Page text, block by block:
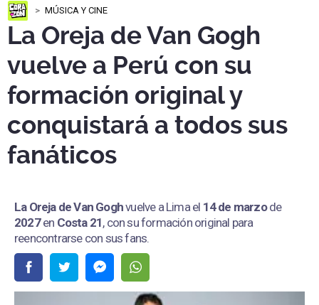
MÚSICA Y CINE
La Oreja de Van Gogh
vuelve a Perú con su
formación original y
conquistará a todos sus
fanáticos
La Oreja de Van Goghvuelve a Lima el 14 de marzode
2027en Costa 21, con su formación original para
reencontrarse con sus fans.